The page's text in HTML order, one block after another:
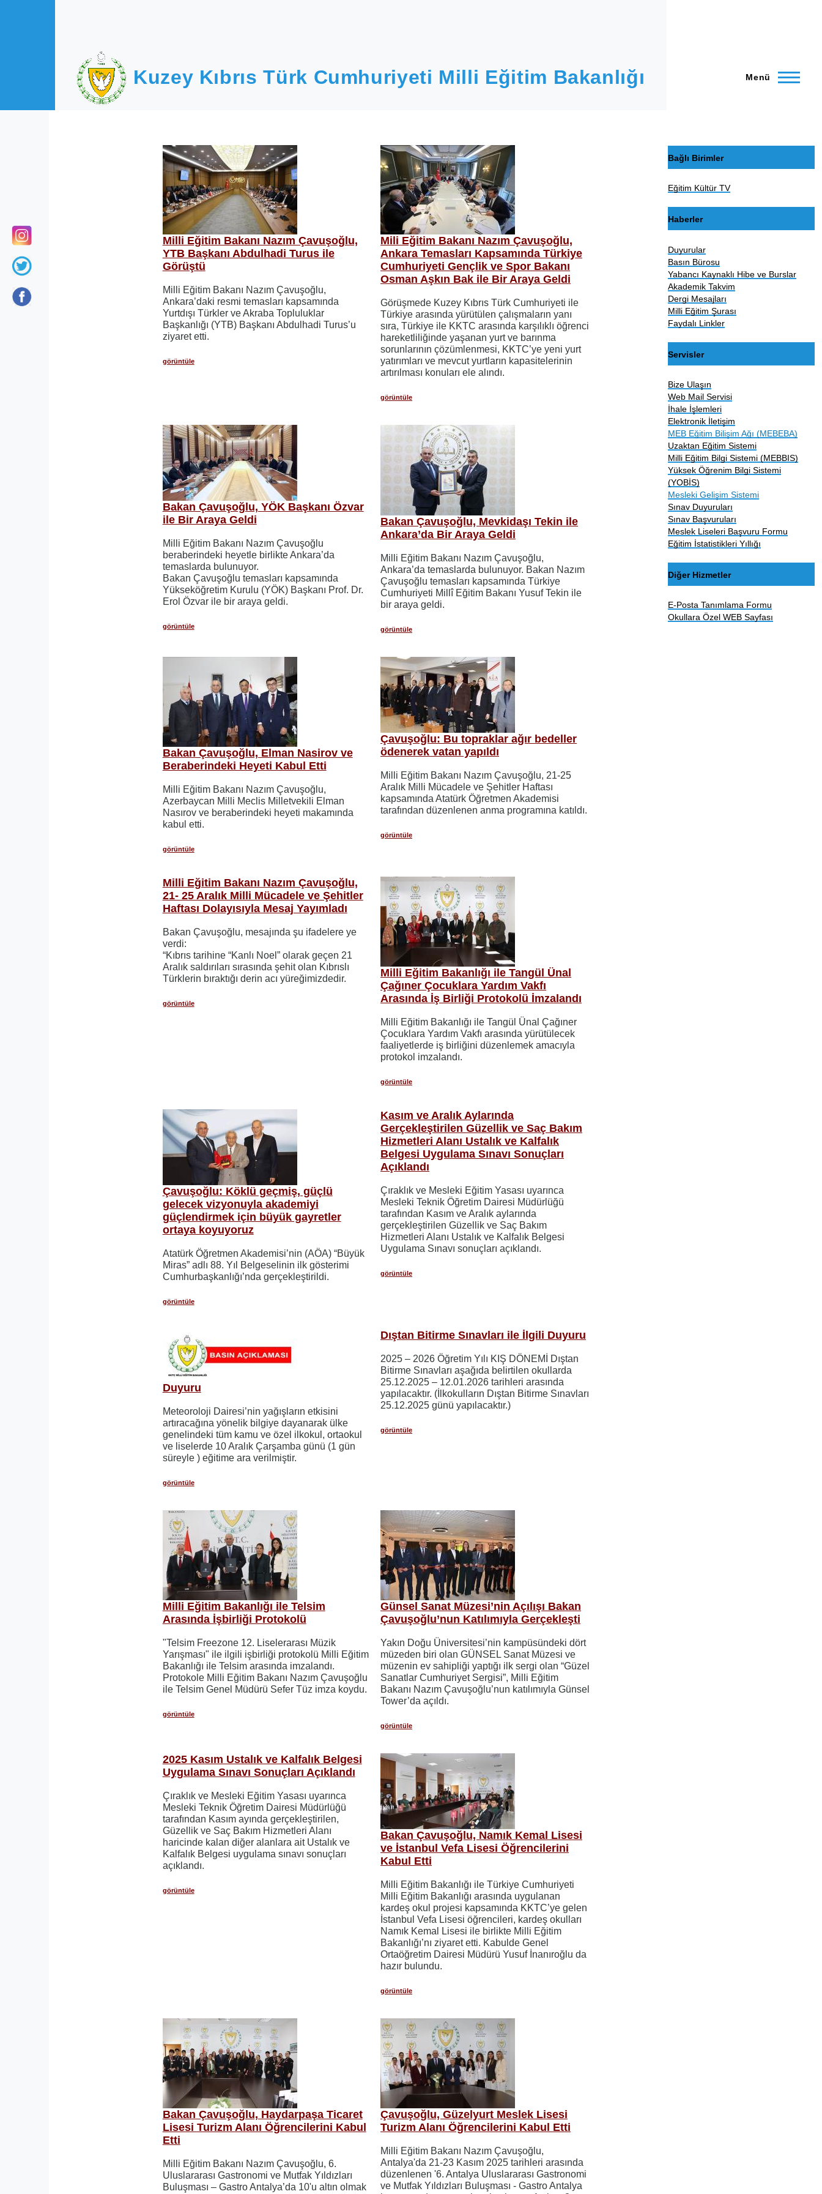
Kuzey Kıbrıs Türk Cumhuriyeti Milli Eğitim Bakanlığı Menü
Milli Eğitim Bakanı Nazım Çavuşoğlu,
YTB Başkanı Abdulhadi Turus ile
Görüştü
Milli Eğitim Bakanı Nazım Çavuşoğlu,
Ankara’daki resmi temasları kapsamında
Yurtdışı Türkler ve Akraba Topluluklar
Başkanlığı (YTB) Başkanı Abdulhadi Turus’u
ziyaret etti.
görüntüle
Mili Eğitim Bakanı Nazım Çavuşoğlu,
Ankara Temasları Kapsamında Türkiye
Cumhuriyeti Gençlik ve Spor Bakanı
Osman Aşkın Bak ile Bir Araya Geldi
Görüşmede Kuzey Kıbrıs Türk Cumhuriyeti ile
Türkiye arasında yürütülen çalışmaların yanı
sıra, Türkiye ile KKTC arasında karşılıklı öğrenci
hareketliliğinde yaşanan yurt ve barınma
sorunlarının çözümlenmesi, KKTC’ye yeni yurt
yatırımları ve mevcut yurtların kapasitelerinin
artırılması konuları ele alındı.
görüntüle
Bakan Çavuşoğlu, YÖK Başkanı Özvar
ile Bir Araya Geldi
Milli Eğitim Bakanı Nazım Çavuşoğlu
beraberindeki heyetle birlikte Ankara’da
temaslarda bulunuyor.
Bakan Çavuşoğlu temasları kapsamında
Yükseköğretim Kurulu (YÖK) Başkanı Prof. Dr.
Erol Özvar ile bir araya geldi.
görüntüle
Bakan Çavuşoğlu, Mevkidaşı Tekin ile
Ankara’da Bir Araya Geldi
Milli Eğitim Bakanı Nazım Çavuşoğlu,
Ankara’da temaslarda bulunuyor. Bakan Nazım
Çavuşoğlu temasları kapsamında Türkiye
Cumhuriyeti Millî Eğitim Bakanı Yusuf Tekin ile
bir araya geldi.
görüntüle
Bakan Çavuşoğlu, Elman Nasirov ve
Beraberindeki Heyeti Kabul Etti
Milli Eğitim Bakanı Nazım Çavuşoğlu,
Azerbaycan Milli Meclis Milletvekili Elman
Nasırov ve beraberindeki heyeti makamında
kabul etti.
görüntüle
Çavuşoğlu: Bu topraklar ağır bedeller
ödenerek vatan yapıldı
Milli Eğitim Bakanı Nazım Çavuşoğlu, 21-25
Aralık Milli Mücadele ve Şehitler Haftası
kapsamında Atatürk Öğretmen Akademisi
tarafından düzenlenen anma programına katıldı.
görüntüle
Milli Eğitim Bakanı Nazım Çavuşoğlu,
21- 25 Aralık Milli Mücadele ve Şehitler
Haftası Dolayısıyla Mesaj Yayımladı
Bakan Çavuşoğlu, mesajında şu ifadelere ye
verdi:
“Kıbrıs tarihine “Kanlı Noel” olarak geçen 21
Aralık saldırıları sırasında şehit olan Kıbrıslı
Türklerin bıraktığı derin acı yüreğimizdedir.
görüntüle
Milli Eğitim Bakanlığı ile Tangül Ünal
Çağıner Çocuklara Yardım Vakfı
Arasında İş Birliği Protokolü İmzalandı
Milli Eğitim Bakanlığı ile Tangül Ünal Çağıner
Çocuklara Yardım Vakfı arasında yürütülecek
faaliyetlerde iş birliğini düzenlemek amacıyla
protokol imzalandı.
görüntüle
Çavuşoğlu: Köklü geçmiş, güçlü
gelecek vizyonuyla akademiyi
güçlendirmek için büyük gayretler
ortaya koyuyoruz
Atatürk Öğretmen Akademisi’nin (AÖA) “Büyük
Miras” adlı 88. Yıl Belgeselinin ilk gösterimi
Cumhurbaşkanlığı’nda gerçekleştirildi.
görüntüle
Kasım ve Aralık Aylarında
Gerçekleştirilen Güzellik ve Saç Bakım
Hizmetleri Alanı Ustalık ve Kalfalık
Belgesi Uygulama Sınavı Sonuçları
Açıklandı
Çıraklık ve Mesleki Eğitim Yasası uyarınca
Mesleki Teknik Öğretim Dairesi Müdürlüğü
tarafından Kasım ve Aralık aylarında
gerçekleştirilen Güzellik ve Saç Bakım
Hizmetleri Alanı Ustalık ve Kalfalık Belgesi
Uygulama Sınavı sonuçları açıklandı.
görüntüle
Duyuru
Meteoroloji Dairesi’nin yağışların etkisini
artıracağına yönelik bilgiye dayanarak ülke
genelindeki tüm kamu ve özel ilkokul, ortaokul
ve liselerde 10 Aralık Çarşamba günü (1 gün
süreyle ) eğitime ara verilmiştir.
görüntüle
Dıştan Bitirme Sınavları ile İlgili Duyuru
2025 – 2026 Öğretim Yılı KIŞ DÖNEMİ Dıştan
Bitirme Sınavları aşağıda belirtilen okullarda
25.12.2025 – 12.01.2026 tarihleri arasında
yapılacaktır. (İlkokulların Dıştan Bitirme Sınavları
25.12.2025 günü yapılacaktır.)
görüntüle
Milli Eğitim Bakanlığı ile Telsim
Arasında İşbirliği Protokolü
"Telsim Freezone 12. Liselerarası Müzik
Yarışması" ile ilgili işbirliği protokolü Milli Eğitim
Bakanlığı ile Telsim arasında imzalandı.
Protokole Milli Eğitim Bakanı Nazım Çavuşoğlu
ile Telsim Genel Müdürü Sefer Tüz imza koydu.
görüntüle
Günsel Sanat Müzesi’nin Açılışı Bakan
Çavuşoğlu’nun Katılımıyla Gerçekleşti
Yakın Doğu Üniversitesi’nin kampüsündeki dört
müzeden biri olan GÜNSEL Sanat Müzesi ve
müzenin ev sahipliği yaptığı ilk sergi olan “Güzel
Sanatlar Cumhuriyet Sergisi”, Milli Eğitim
Bakanı Nazım Çavuşoğlu’nun katılımıyla Günsel
Tower’da açıldı.
görüntüle
2025 Kasım Ustalık ve Kalfalık Belgesi
Uygulama Sınavı Sonuçları Açıklandı
Çıraklık ve Mesleki Eğitim Yasası uyarınca
Mesleki Teknik Öğretim Dairesi Müdürlüğü
tarafından Kasım ayında gerçekleştirilen,
Güzellik ve Saç Bakım Hizmetleri Alanı
haricinde kalan diğer alanlara ait Ustalık ve
Kalfalık Belgesi uygulama sınavı sonuçları
açıklandı.
görüntüle
Bakan Çavuşoğlu, Namık Kemal Lisesi
ve İstanbul Vefa Lisesi Öğrencilerini
Kabul Etti
Milli Eğitim Bakanlığı ile Türkiye Cumhuriyeti
Milli Eğitim Bakanlığı arasında uygulanan
kardeş okul projesi kapsamında KKTC’ye gelen
İstanbul Vefa Lisesi öğrencileri, kardeş okulları
Namık Kemal Lisesi ile birlikte Milli Eğitim
Bakanlığı’nı ziyaret etti. Kabulde Genel
Ortaöğretim Dairesi Müdürü Yusuf İnanıroğlu da
hazır bulundu.
görüntüle
Bakan Çavuşoğlu, Haydarpaşa Ticaret
Lisesi Turizm Alanı Öğrencilerini Kabul
Etti
Milli Eğitim Bakanı Nazım Çavuşoğlu, 6.
Uluslararası Gastronomi ve Mutfak Yıldızları
Buluşması – Gastro Antalya’da 10'u altın olmak
Çavuşoğlu, Güzelyurt Meslek Lisesi
Turizm Alanı Öğrencilerini Kabul Etti
Milli Eğitim Bakanı Nazım Çavuşoğlu,
Antalya'da 21-23 Kasım 2025 tarihleri arasında
düzenlenen '6. Antalya Uluslararası Gastronomi
ve Mutfak Yıldızları Buluşması - Gastro Antalya
Bağlı Birimler
Eğitim Kültür TV
Haberler
Duyurular
Basın Bürosu
Yabancı Kaynaklı Hibe ve Burslar
Akademik Takvim
Dergi Mesajları
Milli Eğitim Şurası
Faydalı Linkler
Servisler
Bize Ulaşın
Web Mail Servisi
İhale İşlemleri
Elektronik İletişim
MEB Eğitim Bilişim Ağı (MEBEBA)
Uzaktan Eğitim Sistemi
Milli Eğitim Bilgi Sistemi (MEBBIS)
Yüksek Öğrenim Bilgi Sistemi
(YOBİS)
Mesleki Gelişim Sistemi
Sınav Duyuruları
Sınav Başvuruları
Meslek Liseleri Başvuru Formu
Eğitim İstatistikleri Yıllığı
Diğer Hizmetler
E-Posta Tanımlama Formu
Okullara Özel WEB Sayfası